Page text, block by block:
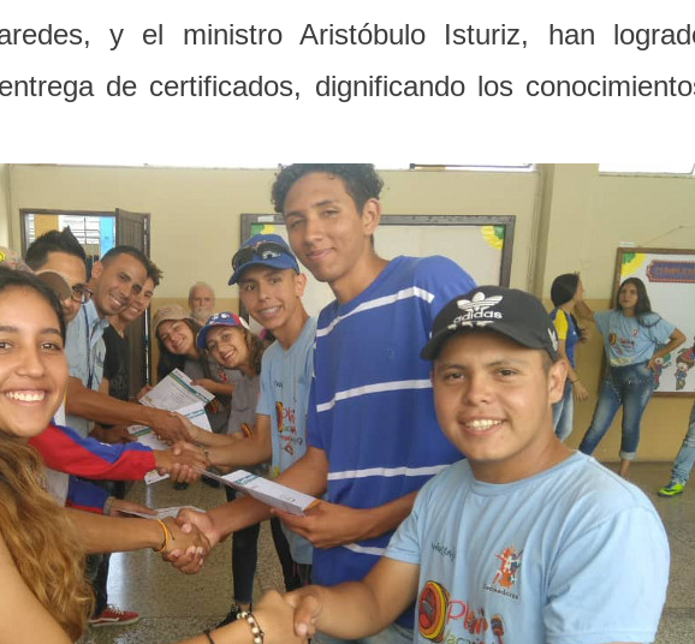
y el ministro Aristóbulo Isturiz, han
de certificados, dignificando los